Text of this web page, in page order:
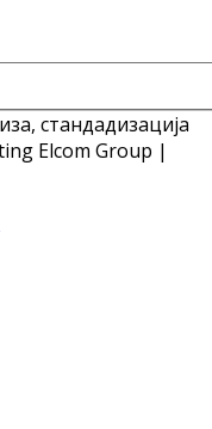
стандадизација
Elcom Group |